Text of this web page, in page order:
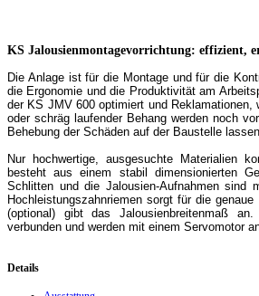
KS Jalousienmontagevorrichtung: effizient,
Die Anlage ist für die Montage und für die
die Ergonomie und die Produktivität am
der KS JMV 600 optimiert und
oder schräg laufender Behang werden noch
Behebung der Schäden auf der Baustelle
Nur hochwertige, ausgesuchte Materialien
besteht aus einem stabil dimensionierten
Schlitten und die Jalousien-Aufnahmen sind
Hochleistungszahnriemen sorgt für die
(optional) gibt das Jalousienbreitenmaß
verbunden und werden mit einem Servomotor
Details